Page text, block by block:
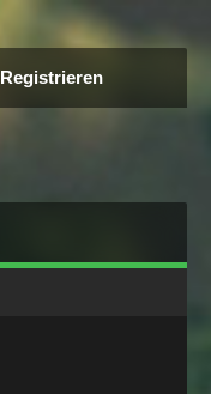
Registrieren